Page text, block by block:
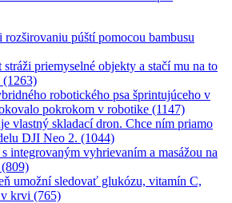
púští pomocou bambusu
priemyselné objekty a stačí mu na to
(1263)
robotického psa šprintujúceho v
pokrokom v robotike (1147)
vlastný skladací dron. Chce ním priamo
DJI Neo 2. (1044)
integrovaným vyhrievaním a masážou na
umožní sledovať glukózu, vitamín C,
krvi (765)